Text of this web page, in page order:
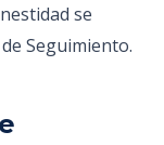
se
Seguimiento.